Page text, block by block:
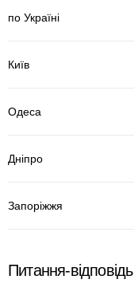
по Україні
Київ
Одеса
Дніпро
Запоріжжя
Питання-відповідь